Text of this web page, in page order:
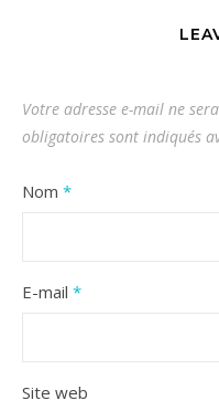
Votre adresse e-mail ne
obligatoires sont indiqués
Nom *
E-mail *
Site web